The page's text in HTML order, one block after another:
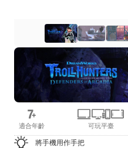
適合年齡 可玩平臺
將手機用作手把